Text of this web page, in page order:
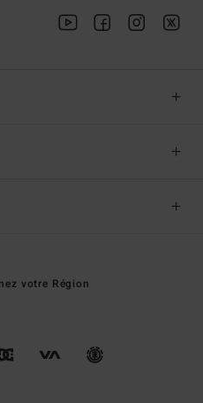
votre Région